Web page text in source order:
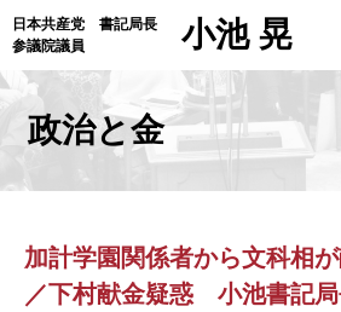
日本共産党 書記局長
参議院議員
小池 晃
政治と金
加計学園関係者から文科相
／下村献金疑惑 小池書記局